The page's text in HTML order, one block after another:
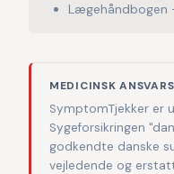
Lægehåndbogen
MEDICINSK
SymptomTjekker er
Sygeforsikringen
godkendte danske
vejledende og